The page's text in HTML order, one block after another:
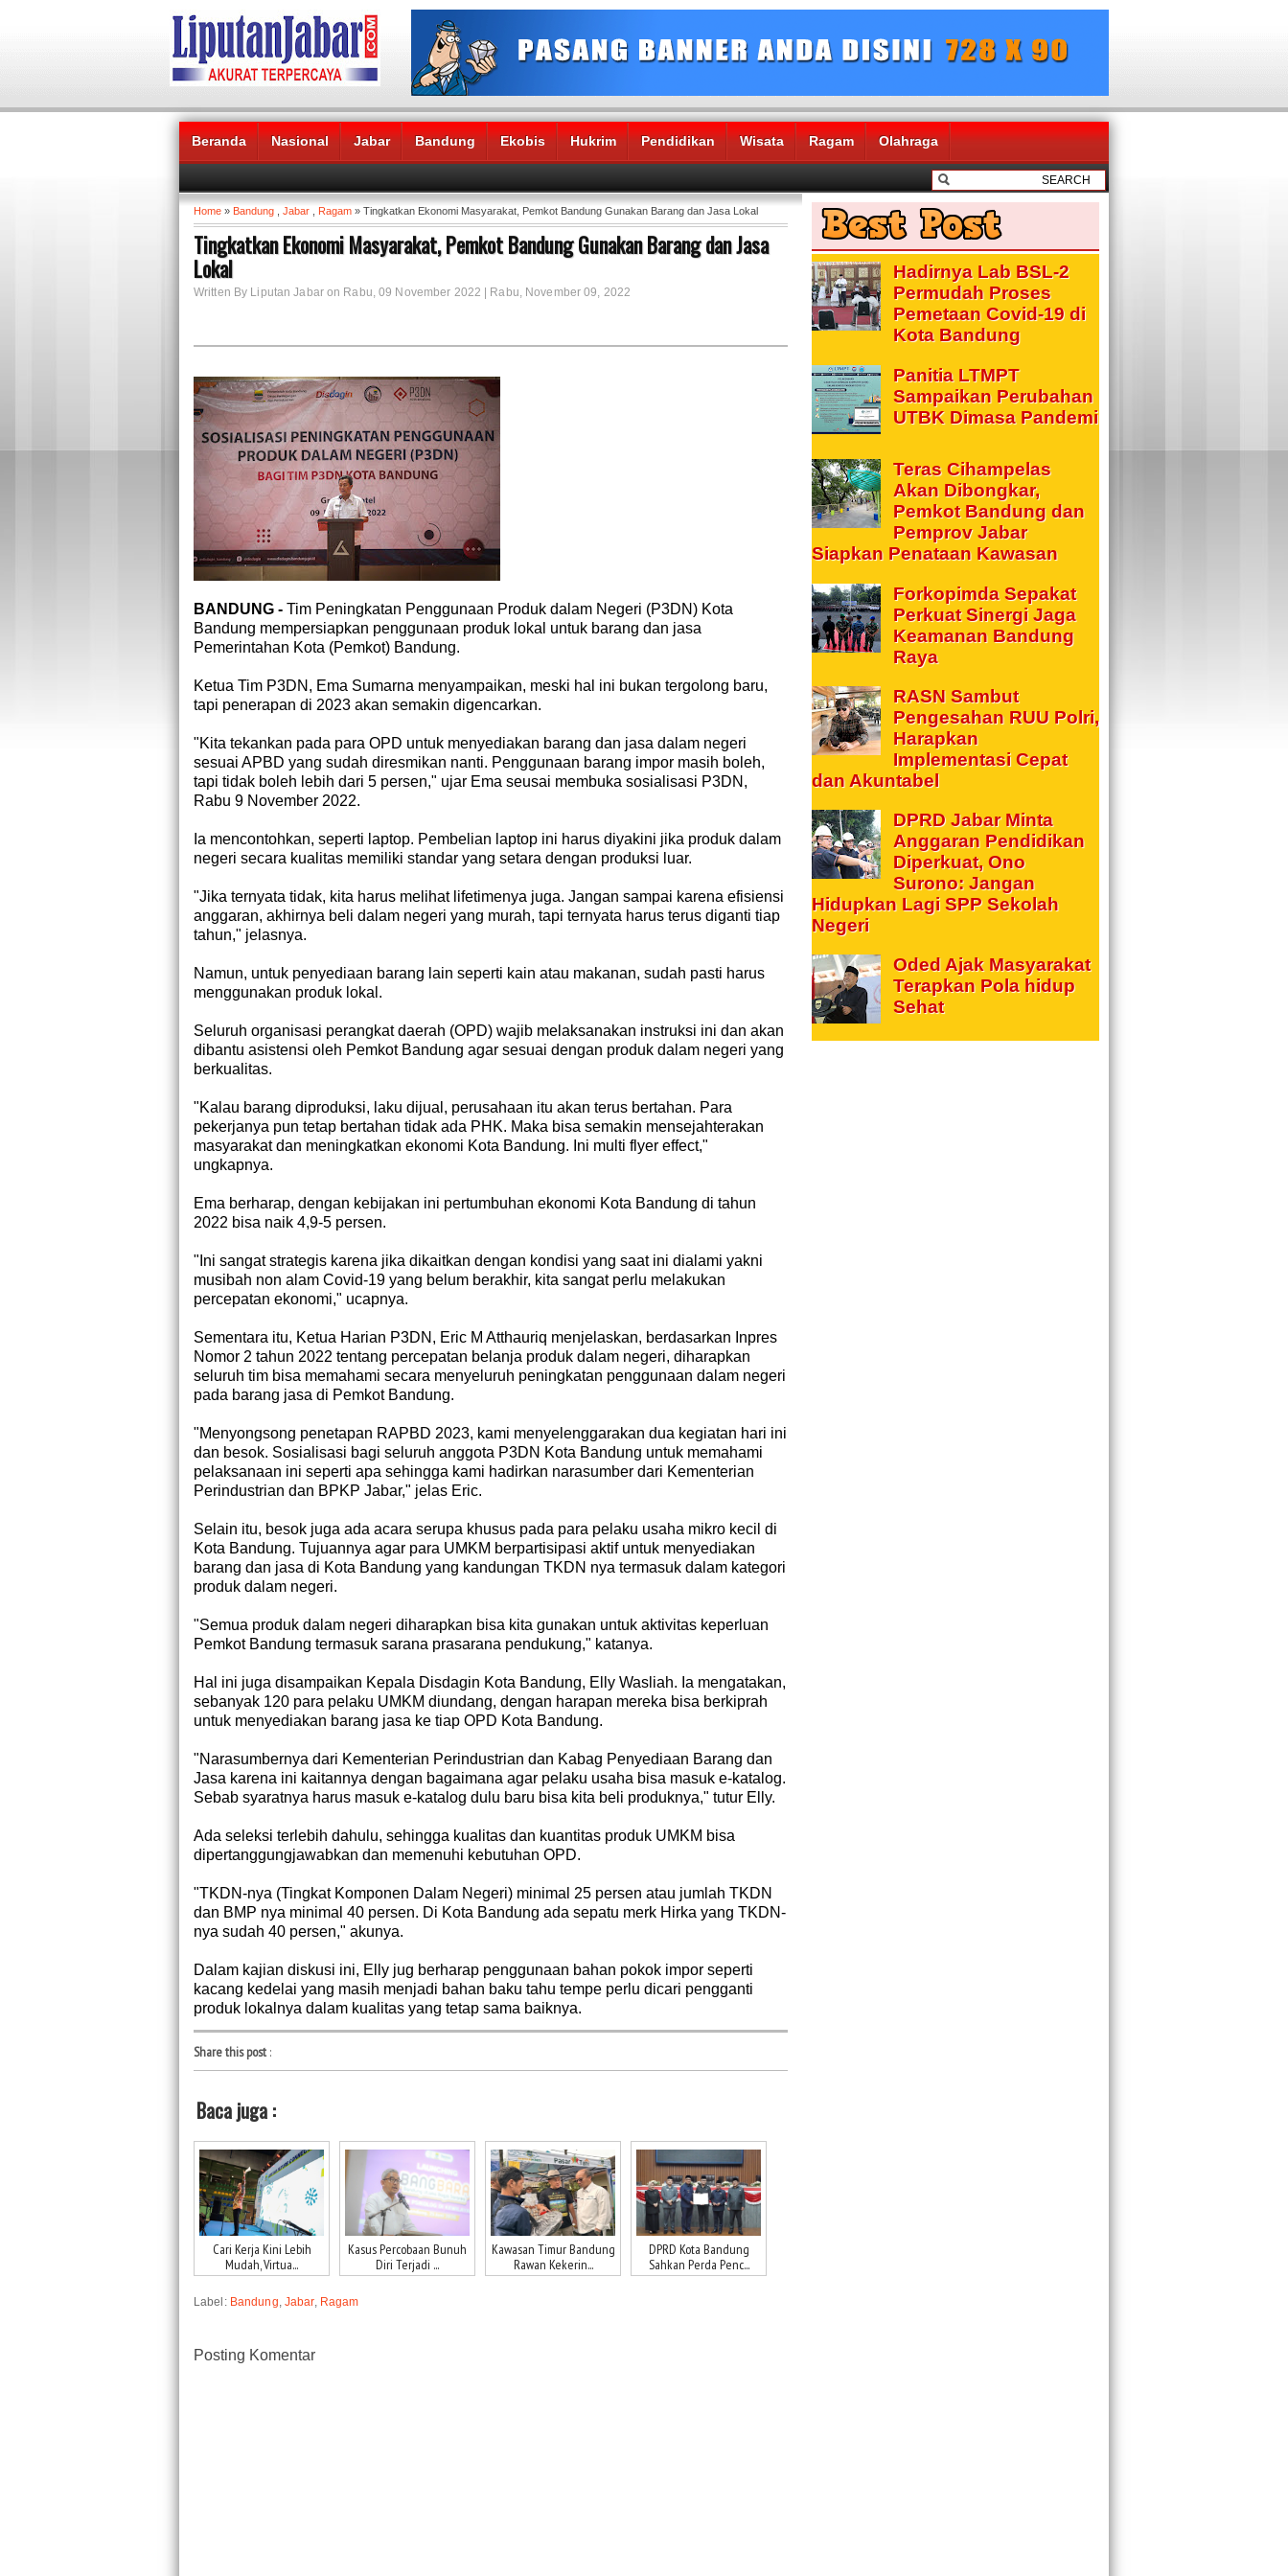
Beranda Nasional Jabar Bandung Ekobis Hukrim Pendidikan Wisata Ragam Olahraga
Headlines News :
Home » Bandung Jabar Ragam » Tingkatkan Ekonomi Masyarakat, Pemkot Bandung Gunakan Barang dan Jasa Lokal
Tingkatkan Ekonomi Masyarakat, Pemkot Bandung Gunakan Barang dan Jasa
Lokal
Written By Liputan Jabar on Rabu, 09 November 2022 | Rabu, November 09, 2022
BANDUNG - Tim Peningkatan Penggunaan Produk dalam Negeri (P3DN) Kota
Bandung mempersiapkan penggunaan produk lokal untuk barang dan jasa
Pemerintahan Kota (Pemkot) Bandung.
Ketua Tim P3DN, Ema Sumarna menyampaikan, meski hal ini bukan tergolong baru,
tapi penerapan di 2023 akan semakin digencarkan.
"Kita tekankan pada para OPD untuk menyediakan barang dan jasa dalam negeri
sesuai APBD yang sudah diresmikan nanti. Penggunaan barang impor masih boleh,
tapi tidak boleh lebih dari 5 persen," ujar Ema seusai membuka sosialisasi P3DN,
Rabu 9 November 2022.
Ia mencontohkan, seperti laptop. Pembelian laptop ini harus diyakini jika produk dalam
negeri secara kualitas memiliki standar yang setara dengan produksi luar.
"Jika ternyata tidak, kita harus melihat lifetimenya juga. Jangan sampai karena efisiensi
anggaran, akhirnya beli dalam negeri yang murah, tapi ternyata harus terus diganti tiap
tahun," jelasnya.
Namun, untuk penyediaan barang lain seperti kain atau makanan, sudah pasti harus
menggunakan produk lokal.
Seluruh organisasi perangkat daerah (OPD) wajib melaksanakan instruksi ini dan akan
dibantu asistensi oleh Pemkot Bandung agar sesuai dengan produk dalam negeri yang
berkualitas.
"Kalau barang diproduksi, laku dijual, perusahaan itu akan terus bertahan. Para
pekerjanya pun tetap bertahan tidak ada PHK. Maka bisa semakin mensejahterakan
masyarakat dan meningkatkan ekonomi Kota Bandung. Ini multi flyer effect,"
ungkapnya.
Ema berharap, dengan kebijakan ini pertumbuhan ekonomi Kota Bandung di tahun
2022 bisa naik 4,9-5 persen.
"Ini sangat strategis karena jika dikaitkan dengan kondisi yang saat ini dialami yakni
musibah non alam Covid-19 yang belum berakhir, kita sangat perlu melakukan
percepatan ekonomi," ucapnya.
Sementara itu, Ketua Harian P3DN, Eric M Atthauriq menjelaskan, berdasarkan Inpres
Nomor 2 tahun 2022 tentang percepatan belanja produk dalam negeri, diharapkan
seluruh tim bisa memahami secara menyeluruh peningkatan penggunaan dalam negeri
pada barang jasa di Pemkot Bandung.
"Menyongsong penetapan RAPBD 2023, kami menyelenggarakan dua kegiatan hari ini
dan besok. Sosialisasi bagi seluruh anggota P3DN Kota Bandung untuk memahami
pelaksanaan ini seperti apa sehingga kami hadirkan narasumber dari Kementerian
Perindustrian dan BPKP Jabar," jelas Eric.
Selain itu, besok juga ada acara serupa khusus pada para pelaku usaha mikro kecil di
Kota Bandung. Tujuannya agar para UMKM berpartisipasi aktif untuk menyediakan
barang dan jasa di Kota Bandung yang kandungan TKDN nya termasuk dalam kategori
produk dalam negeri.
"Semua produk dalam negeri diharapkan bisa kita gunakan untuk aktivitas keperluan
Pemkot Bandung termasuk sarana prasarana pendukung," katanya.
Hal ini juga disampaikan Kepala Disdagin Kota Bandung, Elly Wasliah. Ia mengatakan,
sebanyak 120 para pelaku UMKM diundang, dengan harapan mereka bisa berkiprah
untuk menyediakan barang jasa ke tiap OPD Kota Bandung.
"Narasumbernya dari Kementerian Perindustrian dan Kabag Penyediaan Barang dan
Jasa karena ini kaitannya dengan bagaimana agar pelaku usaha bisa masuk e-katalog.
Sebab syaratnya harus masuk e-katalog dulu baru bisa kita beli produknya," tutur Elly.
Ada seleksi terlebih dahulu, sehingga kualitas dan kuantitas produk UMKM bisa
dipertanggungjawabkan dan memenuhi kebutuhan OPD.
"TKDN-nya (Tingkat Komponen Dalam Negeri) minimal 25 persen atau jumlah TKDN
dan BMP nya minimal 40 persen. Di Kota Bandung ada sepatu merk Hirka yang TKDN-
nya sudah 40 persen," akunya.
Dalam kajian diskusi ini, Elly jug berharap penggunaan bahan pokok impor seperti
kacang kedelai yang masih menjadi bahan baku tahu tempe perlu dicari pengganti
produk lokalnya dalam kualitas yang tetap sama baiknya.
Share this post:
Baca juga :
Cari Kerja Kini Lebih
Mudah, Virtua...
Kasus Percobaan Bunuh
Diri Terjadi ...
Kawasan Timur Bandung
Rawan Kekerin...
DPRD Kota Bandung
Sahkan Perda Penc...
Label: Bandung Jabar, Ragam
Posting Komentar
Hadirnya Lab BSL-2
Permudah Proses
Pemetaan Covid-19 di
Kota Bandung
Panitia LTMPT
Sampaikan Perubahan
UTBK Dimasa Pandemi
Teras Cihampelas
Akan Dibongkar,
Pemkot Bandung dan
Pemprov Jabar
Siapkan Penataan Kawasan
Forkopimda Sepakat
Perkuat Sinergi Jaga
Keamanan Bandung
Raya
RASN Sambut
Pengesahan RUU Polri,
Harapkan
Implementasi Cepat
dan Akuntabel
DPRD Jabar Minta
Anggaran Pendidikan
Diperkuat, Ono
Surono: Jangan
Hidupkan Lagi SPP Sekolah
Negeri
Oded Ajak Masyarakat
Terapkan Pola hidup
Sehat